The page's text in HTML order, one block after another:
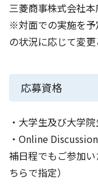
三菱商事株式会社本
※対面での実施を予
の状況に応じて変更
応募資格
・大学生及び大学
・Online
補日程でもご参加
ちらで指定）